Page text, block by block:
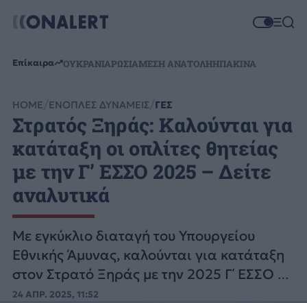
Επίκαιρα ΟΥΚΡΑΝΙΑΡΩΣΙΑΜΕΣΗ ΑΝΑΤΟΛΗΗΠΑΚΙΝΑ
HOME ΕΝΟΠΛΕΣ ΔΥΝΑΜΕΙΣ ΓΕΣ
Στρατός Ξηράς: Καλούνται για
κατάταξη οι οπλίτες θητείας
με την Γ’ ΕΣΣΟ 2025 – Δείτε
αναλυτικά
Με εγκύκλιο διαταγή του Υπουργείου
Εθνικής Άμυνας, καλούνται για κατάταξη
στον Στρατό Ξηράς με την 2025 Γ΄ ΕΣΣΟ οι
οπλίτες θητείας.
24 ΑΠΡ. 2025, 11:52